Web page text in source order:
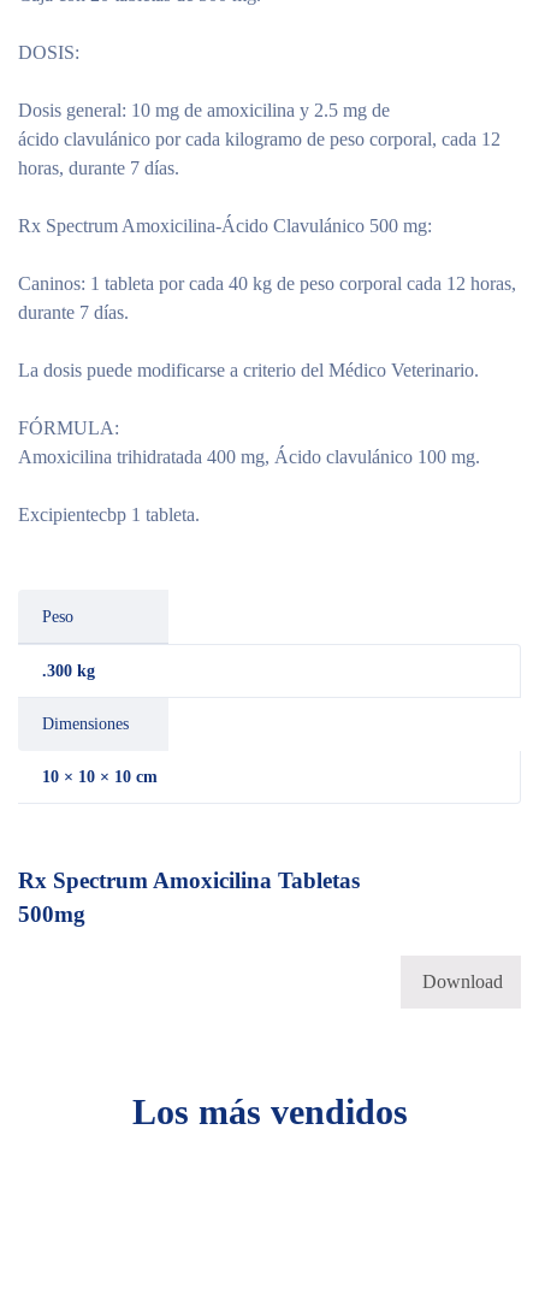
DOSIS:
Dosis general: 10 mg de amoxicilina y 2.5 mg de
ácido clavulánico por cada kilogramo de peso corporal, cada 12
horas, durante 7 días.
Rx Spectrum Amoxicilina-Ácido Clavulánico 500 mg:
Caninos: 1 tableta por cada 40 kg de peso corporal cada 12 horas,
durante 7 días.
La dosis puede modificarse a criterio del Médico Veterinario.
FÓRMULA:
Amoxicilina trihidratada 400 mg, Ácido clavulánico 100 mg.
Excipientecbp 1 tableta.
Peso
.300 kg
Dimensiones
10 × 10 × 10 cm
Rx Spectrum Amoxicilina Tabletas
500mg
Download
Los más vendidos